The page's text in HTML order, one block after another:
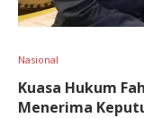
Nasional
Kuasa Hukum
Menerima